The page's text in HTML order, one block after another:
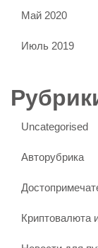
Май 2020
Июль 2019
Uncategorised
Авторубрика
Криптовалюта